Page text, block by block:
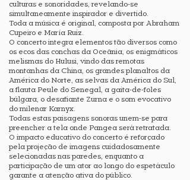
culturas e sonoridades, revelando-se
simultaneamente inspirador e divertido.
Toda a música é original, composta por Abraham
Cupeiro e María Ruiz.
O concerto integra elementos tão diversos como
os ecos das conchas da Oceânia, os enigmáticos
melismas do Hulusi, vindo das remotas
montanhas da China, os grandes planaltos da
América do Norte, as selvas da América do Sul,
a flauta Peule do Senegal, a gaita-de-foles
búlgara, o desafiante Zurna e o som evocativo
do milenar Karnyx.
Todas estas paisagens sonoras unem-se para
preencher a tela onde Pangea será retratada.
O impacto educativo do concerto é reforçado
pela projeção de imagens cuidadosamente
selecionadas nas paredes, enquanto a
participação de um ator ao longo do espetáculo
garante a atenção ativa do público.